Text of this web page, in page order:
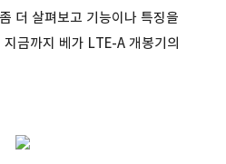
더 살펴보고 기능이나 특징을
금까지 베가 LTE-A 개봉기의